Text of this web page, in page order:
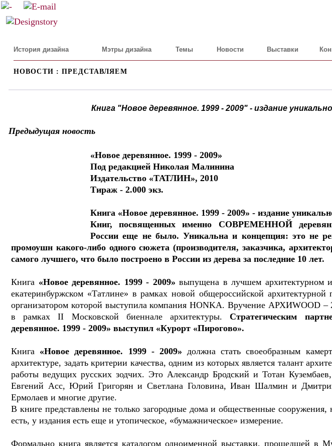
История дизайна Мэтры дизайна Темы Новости Выставки
НОВОСТИ : ПРЕДСТАВЛЯЕМ
Книга "Новое деревянное. 1999 - 2009" - издание
Предыдущая новость
«Новое деревянное. 1999 - 2009»
Под редакцией Николая Малинина
Издательство «ТАТЛИН», 2010
Тираж - 2.000 экз.
Книга «Новое деревянное. 1999 - 2009» - издание
Книг, посвященных именно СОВРЕМЕННОЙ
России еще не было. Уникальна и концепция: это не
промоушн какого-либо одного сюжета (производителя, заказчика,
самого лучшего, что было построено в России из дерева за последние 10 лет.
Книга «Новое деревянное. 1999 - 2009» выпущена в лучшем архитектурном
екатеринбуржском «Татлине» в рамках новой общероссийской
организатором которой выступила компания HONKA. Вручение АРХИWOOD
в рамках II Московской биеннале архитектуры.Стратегическим
деревянное. 1999 - 2009» выступил «Курорт «Пирогово».
Книга «Новое деревянное. 1999 - 2009» должна стать своеобразным
архитектуре, задать критерии качества, одним из которых является талант
работы ведущих русских зодчих. Это Александр Бродский и Тотан
Евгений Асс, Юрий Григорян и Светлана Головина, Иван Шалмин и
Ермолаев и многие другие.
В книге представлены не только загородные дома и общественные сооружения,
есть, у издания есть еще и утопическое, «бумажническое» измерение.
Формально книга является каталогом одноименной выставки, прошедшей в